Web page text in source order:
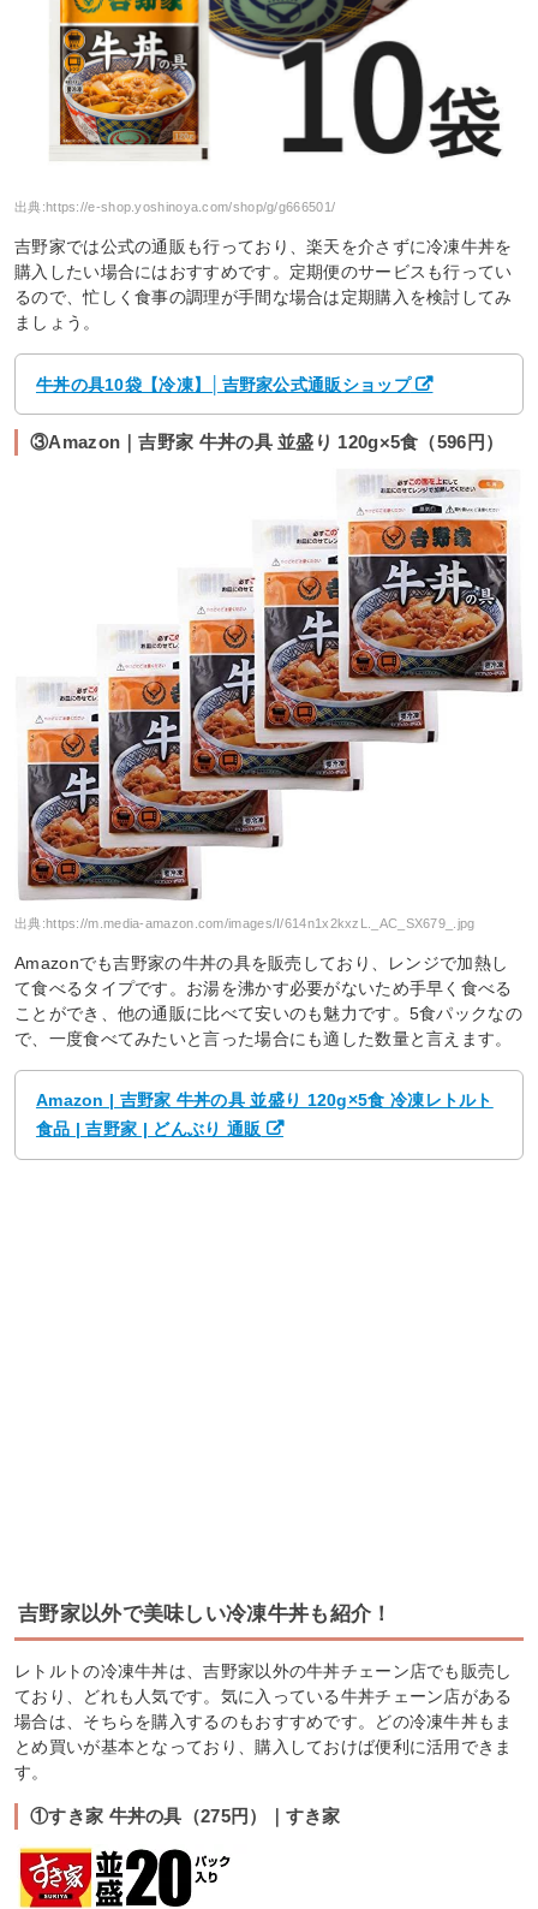
出典:https://e-shop.yoshinoya.com/shop/g/g666501/
吉野家では公式の通販も行っており、楽天を介さずに冷凍牛丼を
購入したい場合にはおすすめです。定期便のサービスも行ってい
るので、忙しく食事の調理が手間な場合は定期購入を検討してみ
ましょう。
牛丼の具10袋【冷凍】│吉野家公式通販ショップ
③Amazon｜吉野家 牛丼の具 並盛り 120g×5食（596円）
出典:https://m.media-amazon.com/images/I/614n1x2kxzL._AC_SX679_.jpg
Amazonでも吉野家の牛丼の具を販売しており、レンジで加熱し
て食べるタイプです。お湯を沸かす必要がないため手早く食べる
ことができ、他の通販に比べて安いのも魅力です。5食パックなの
で、一度食べてみたいと言った場合にも適した数量と言えます。
Amazon | 吉野家 牛丼の具 並盛り 120g×5食 冷凍レトルト
食品 | 吉野家 | どんぶり 通販
吉野家以外で美味しい冷凍牛丼も紹介！
レトルトの冷凍牛丼は、吉野家以外の牛丼チェーン店でも販売し
ており、どれも人気です。気に入っている牛丼チェーン店がある
場合は、そちらを購入するのもおすすめです。どの冷凍牛丼もま
とめ買いが基本となっており、購入しておけば便利に活用できま
す。
①すき家 牛丼の具（275円）｜すき家